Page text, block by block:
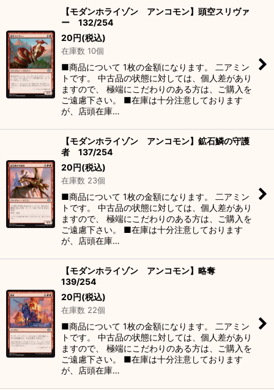
【モダンホライゾン アンコモン】頭空スリヴァ
ー 132/254
20円(税込)
在庫数 10個
■商品について 1枚の金額になります。 二アミン
トです。 中古品の状態に対しては、個人差があり
ますので、 極端にこだわりのある方は、ご購入を
ご遠慮下さい。 ■在庫は十分注意しております
が、店頭在庫…
【モダンホライゾン アンコモン】鉱石鱗の守護
者 137/254
20円(税込)
在庫数 23個
■商品について 1枚の金額になります。 二アミン
トです。 中古品の状態に対しては、個人差があり
ますので、 極端にこだわりのある方は、ご購入を
ご遠慮下さい。 ■在庫は十分注意しております
が、店頭在庫…
【モダンホライゾン アンコモン】略奪
139/254
20円(税込)
在庫数 22個
■商品について 1枚の金額になります。 二アミン
トです。 中古品の状態に対しては、個人差があり
ますので、 極端にこだわりのある方は、ご購入を
ご遠慮下さい。 ■在庫は十分注意しております
が、店頭在庫…